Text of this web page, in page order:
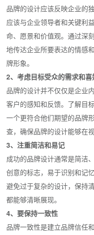
品牌的设计应该反映企业的
应该与企业领导者和关键利
命、愿景和价值观。通过深
地传达企业所要表达的情感
牌形象。
2、考虑目标受众的需求和喜
品牌的设计并不仅仅是企业
客户的感知和反馈。了解目
一个更符合他们期望的品牌
查，确保品牌的设计能够在
3、注重简洁和易记
成功的品牌设计通常是简洁
创意的标志，易于识别和记
避免过于复杂的设计，保持
都能够清晰展现。
4、要保持一致性
品牌一致性是建立品牌信任